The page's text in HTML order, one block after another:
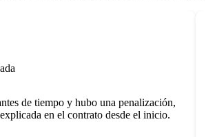
de tiempo y hubo una penalización,
en el contrato desde el inicio.